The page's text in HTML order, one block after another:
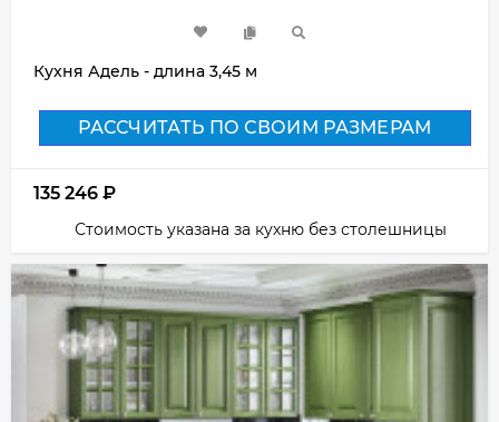
Кухня Адель - длина 3,45 м
РАССЧИТАТЬ ПО СВОИМ РАЗМЕРАМ
135 246 ₽
Стоимость указана за кухню без столешницы